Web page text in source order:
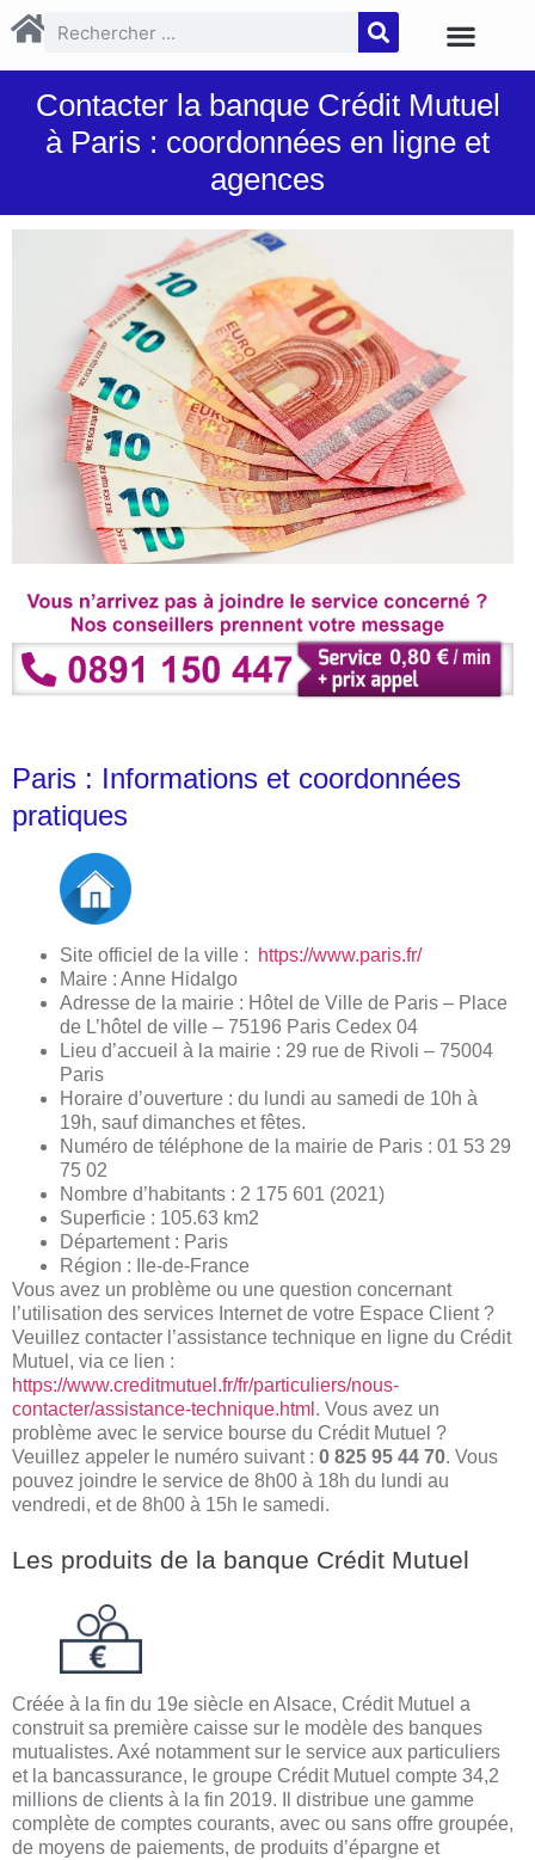
Contacter la banque Crédit Mutuel
à Paris : coordonnées en ligne et
agences
Paris : Informations et coordonnées
pratiques
Site officiel de la ville :
https://www.paris.fr/
Maire : Anne Hidalgo
Adresse de la mairie : Hôtel de Ville de Paris – Place
de L’hôtel de ville – 75196 Paris Cedex 04
Lieu d’accueil à la mairie : 29 rue de Rivoli – 75004
Paris
Horaire d’ouverture : du lundi au samedi de 10h à
19h, sauf dimanches et fêtes.
Numéro de téléphone de la mairie de Paris : 01 53 29
75 02
Nombre d’habitants : 2 175 601 (2021)
Superficie : 105.63 km2
Département : Paris
Région : Ile-de-France
Vous avez un problème ou une question concernant
l’utilisation des services Internet de votre Espace Client ?
Veuillez contacter l’assistance technique en ligne du Crédit
Mutuel, via ce lien :
https://www.creditmutuel.fr/fr/particuliers/nous-
contacter/assistance-technique.html . Vous avez un
problème avec le service bourse du Crédit Mutuel ?
Veuillez appeler le numéro suivant : 0 825 95 44 70. Vous
pouvez joindre le service de 8h00 à 18h du lundi au
vendredi, et de 8h00 à 15h le samedi.
Les produits de la banque Crédit Mutuel
Créée à la fin du 19e siècle en Alsace, Crédit Mutuel a
construit sa première caisse sur le modèle des banques
mutualistes. Axé notamment sur le service aux particuliers
et la bancassurance, le groupe Crédit Mutuel compte 34,2
millions de clients à la fin 2019. Il distribue une gamme
complète de comptes courants, avec ou sans offre groupée,
de moyens de paiements, de produits d’épargne et